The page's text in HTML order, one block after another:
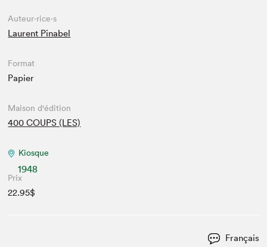
Auteur·rice·s
Laurent Pinabel
Format
Papier
Maison d'édition
400 COUPS (LES)
Kiosque
1948
Prix
22.95$
Français